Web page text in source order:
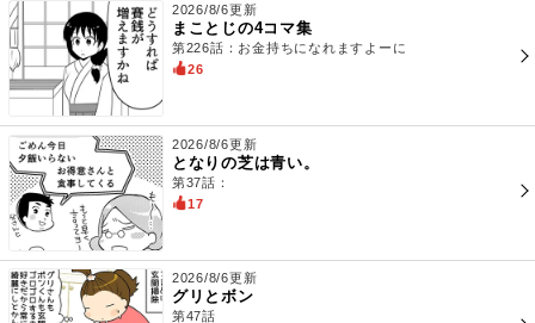
2026/8/6更新
まことじの4コマ集
第226話：お金持ちになれますよーに
26
2026/8/6更新
となりの芝は青い。
第37話：
17
2026/8/6更新
グリとボン
第47話